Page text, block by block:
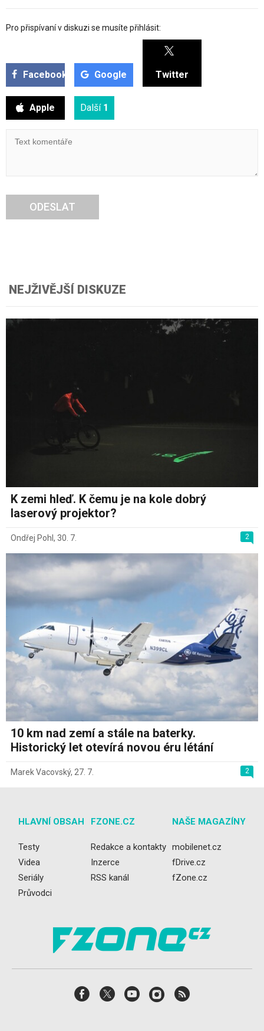
Pro přispívaní v diskuzi se musíte přihlásit:
Facebook Google Twitter
Apple Další 1
ODESLAT
NEJŽIVĚJŠÍ DISKUZE
K zemi hleď. K čemu je na kole dobrý
laserový projektor?
2
Ondřej Pohl , 30. 7.
10 km nad zemí a stále na baterky.
Historický let otevírá novou éru létání
2
Marek Vacovský, 27. 7.
HLAVNÍ OBSAH
Testy
Videa
Seriály
Průvodci
FZONE.CZ
Redakce a kontakty
Inzerce
RSS kanál
NAŠE MAGAZÍNY
mobilenet.cz
fDrive.cz
fZone.cz